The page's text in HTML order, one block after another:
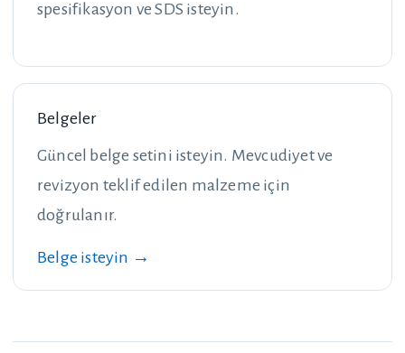
spesifikasyon ve SDS isteyin.
Belgeler
Güncel belge setini isteyin. Mevcudiyet ve
revizyon teklif edilen malzeme için
doğrulanır.
Belge isteyin →